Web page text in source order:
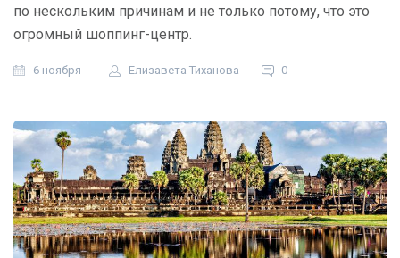
по нескольким причинам и не только потому, что это
огромный шоппинг-центр.
6 ноября Елизавета Тиханова 0